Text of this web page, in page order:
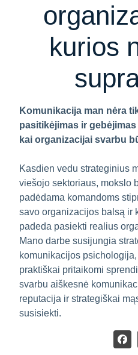
kurios
Komunikacija man nėra
pasitikėjimas ir
kai organizacijai svarbu
Kasdien vedu strateginius
viešojo sektoriaus, mokslo
padėdama komandoms
savo organizacijos balsą ir
padeda pasiekti realius
Mano darbe susijungia
komunikacijos
praktiškai pritaikomi
svarbu aiškesnė
reputacija ir strategiškai
susisiekti.